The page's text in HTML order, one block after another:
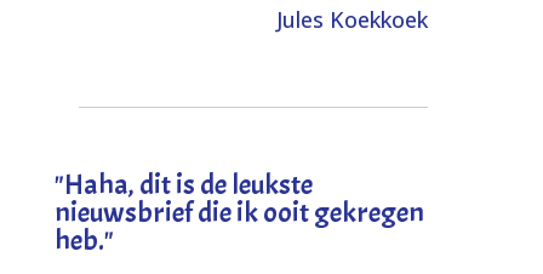
Jules Koekkoek
"Haha, dit is de leukste
nieuwsbrief die ik ooit gekregen
heb."